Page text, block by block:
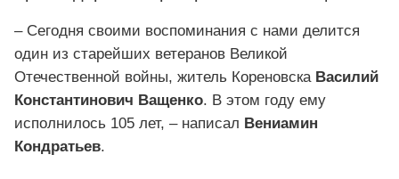
– Сегодня своими воспоминания с нами делится
один из старейших ветеранов Великой
Отечественной войны, житель Кореновска Василий
Константинович Ващенко. В этом году ему
исполнилось 105 лет, – написал Вениамин
Кондратьев.